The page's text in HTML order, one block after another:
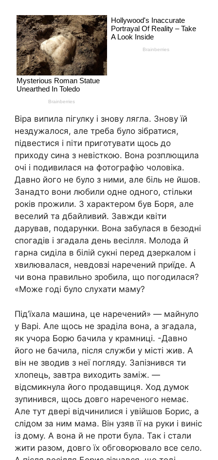
Віра випила пігулку і знову лягла. Знову їй
нездужалося, але треба було зібратися,
підвестися і піти приготувати щось до
приходу сина з невісткою. Вона розплющила
очі і подивилася на фотографію чоловіка.
Давно його не було з ними, але біль не йшов.
Занадто вони любили одне одного, стільки
років прожили. З характером був Боря, але
веселий та дбайливий. Завжди квіти
дарував, подарунки. Вона забулася в безодні
спогадів і згадала день весілля. Молода й
гарна сиділа в білій сукні перед дзеркалом і
хвилювалася, невдовзі наречений приїде. А
чи вона правильно зробила, що погодилася?
«Може годі було слухати маму?
Під’їхала машина, це наречений» — майнуло
у Варі. Але щось не зраділа вона, а згадала,
як учора Борю бачила у крамниці. -Давно
його не бачила, після служби у місті жив. А
він не зводив з неї погляду. Запізнився ти
хлопець, завтра виходить заміж. —
відсмикнула його продавщиця. Ход думок
зупинився, щось довго нареченого немає.
Але тут двері відчинилися і увійшов Борис, а
слідом за ним мама. Він узяв її на руки і виніс
із дому. А вона й не проти була. Так і стали
жити разом, довго їх обговорювало все село.